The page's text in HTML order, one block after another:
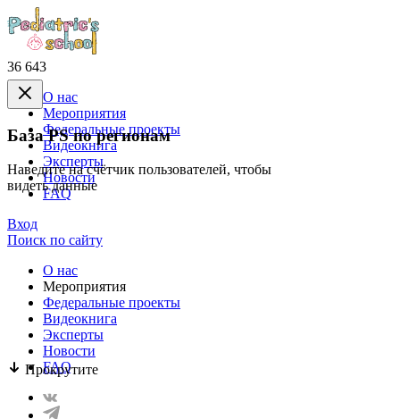
36 643
База PS по регионам
Наведите на счётчик пользователей, чтобы
видеть данные
Прокрутите
О нас
Mероприятия
Федеральные проекты
Видеокнига
Эксперты
Новости
FAQ
Вход
Поиск по сайту
О нас
Mероприятия
Федеральные проекты
Видеокнига
Эксперты
Новости
FAQ